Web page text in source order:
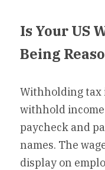
Is Your US
Being
Withholding tax
withhold income
paycheck and
names. The
display on